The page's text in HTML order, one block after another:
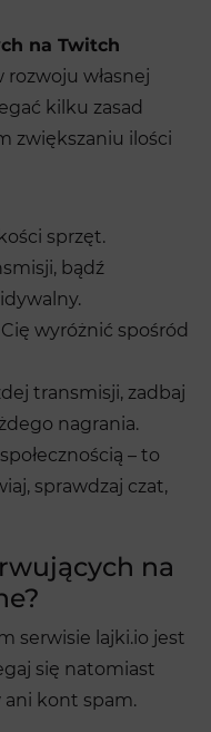
na Twitch
własnej
kilku zasad
zwiększaniu ilości
sprzęt.
bądź
wyróżnić spośród
transmisji, zadbaj
nagrania.
– to
sprawdzaj czat,
na
serwisie lajki.io jest
się natomiast
ani kont spam.